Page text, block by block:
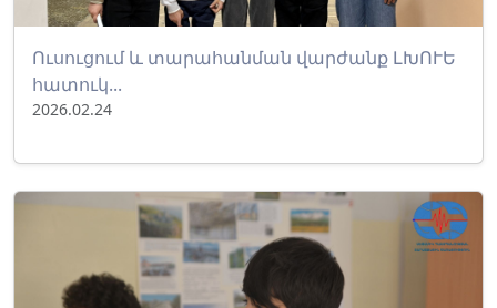
Ուսուցում և տարահանման վարժանք ԼԽՈՒԵ
հատուկ...
2026.02.24